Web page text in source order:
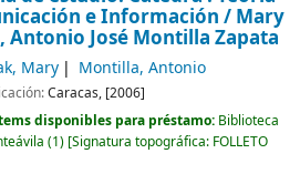
e Información / Mary
Antonio José Montilla Zapata
Mary Montilla, Antonio
Caracas, [2006]
disponibles para préstamo: Biblioteca
(1) Signatura topográfica: FOLLETO